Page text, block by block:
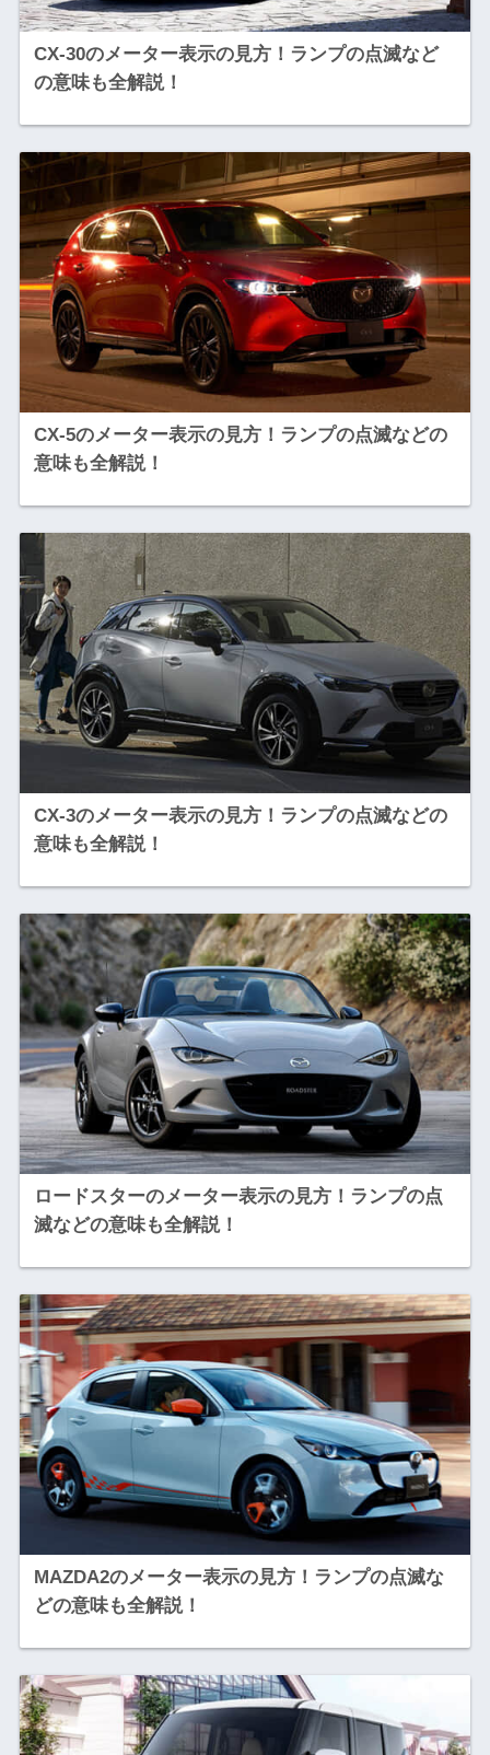
CX-30のメーター表示の見方！ランプの点滅など
の意味も全解説！
CX-5のメーター表示の見方！ランプの点滅などの
意味も全解説！
CX-3のメーター表示の見方！ランプの点滅などの
意味も全解説！
ロードスターのメーター表示の見方！ランプの点
滅などの意味も全解説！
MAZDA2のメーター表示の見方！ランプの点滅な
どの意味も全解説！